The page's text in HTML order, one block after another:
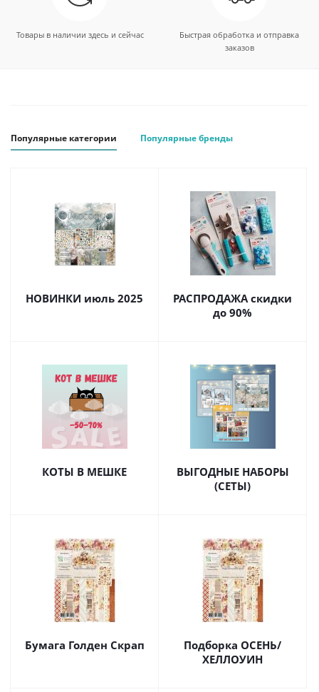
Товары в наличии здесь и сейчас
Быстрая обработка и отправка
заказов
Популярные категории Популярные бренды
НОВИНКИ июль 2025
РАСПРОДАЖА скидки
до 90%
КОТЫ В МЕШКЕ
ВЫГОДНЫЕ НАБОРЫ
(СЕТЫ)
Бумага Голден Скрап
Подборка ОСЕНЬ/
ХЕЛЛОУИН